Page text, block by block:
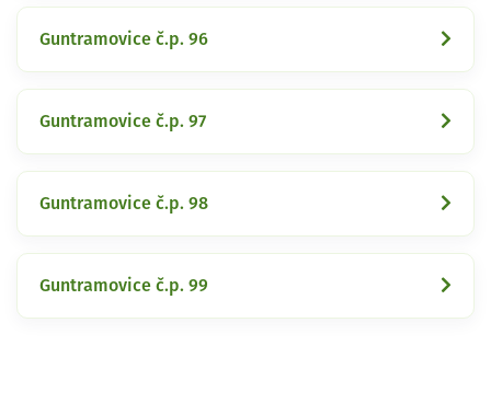
Guntramovice č.p. 96
Guntramovice č.p. 97
Guntramovice č.p. 98
Guntramovice č.p. 99